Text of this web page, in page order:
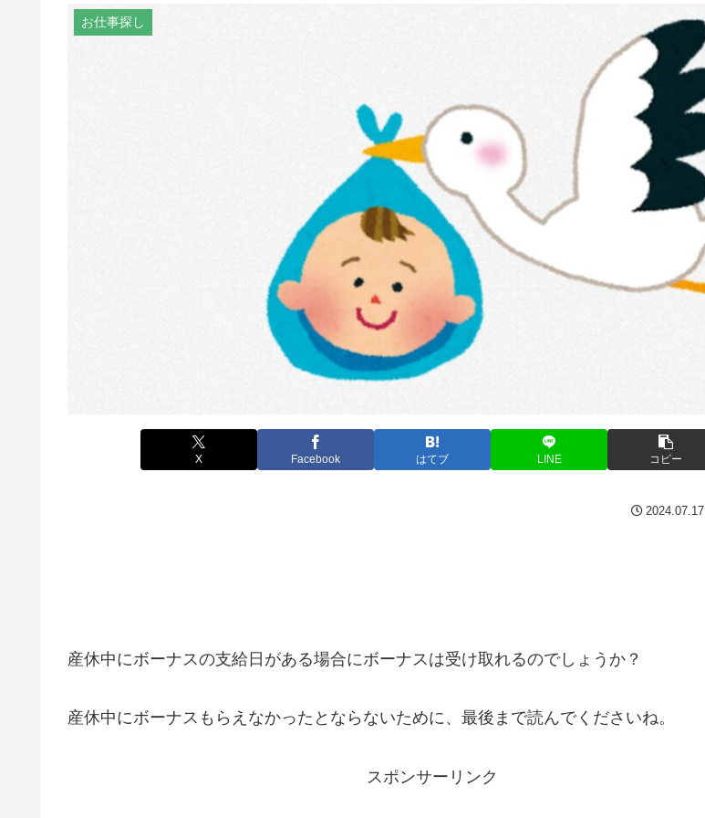
お仕事探し
X Facebook はてブ LINE コピー
2024.07.17
産休中にボーナスの支給日がある場合にボーナスは受け取れるのでしょうか？
産休中にボーナスもらえなかったとならないために、最後まで読んでくださいね。
スポンサーリンク